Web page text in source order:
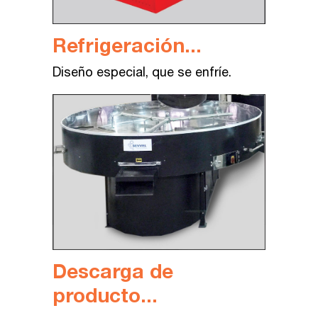
Refrigeración...
Diseño especial , que se enfríe.
Descarga de
producto...